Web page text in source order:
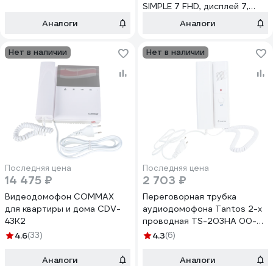
Аналоги
SIMPLE 7 FHD, дисплей 7,
функция Не беспокоить,
сопряжения 4389
Аналоги
Нет в наличии
Последняя цена
14 475 ₽
Видеодомофон COMMAX
для квартиры и дома CDV-
43K2
4.6(33)
Аналоги
Нет в наличии
Последняя цена
2 703 ₽
Переговорная трубка
аудиодомофона Tantos 2-х
проводная TS-203HA 00-
00017591
4.3(6)
Аналоги